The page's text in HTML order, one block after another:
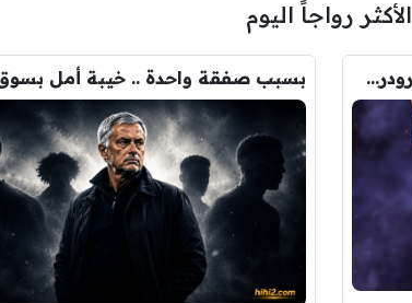
الأكثر رواجاً اليوم
اشتعل الكلاسيكو خارج الملعب .. رغبة رودري تصدم ريال مدريد